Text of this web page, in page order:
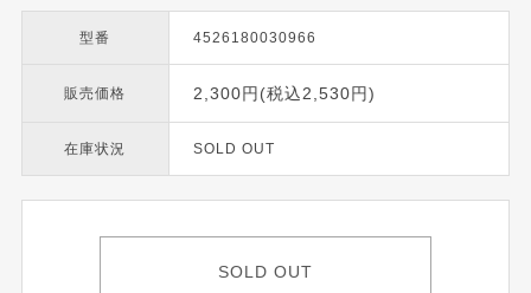
型番 4526180030966
販売価格 2,300円(税込2,530円)
在庫状況 SOLD OUT
SOLD OUT